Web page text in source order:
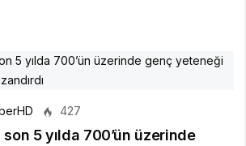
427
5 yılda 700’ün üzerinde